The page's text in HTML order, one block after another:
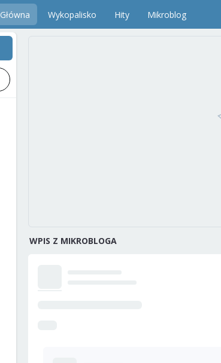
Główna Wykopalisko Hity Mikroblog
WPIS Z MIKROBLOGA